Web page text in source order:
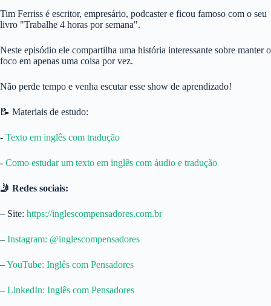
Tim Ferriss é escritor, empresário, podcaster e ficou famoso com o seu
livro "Trabalhe 4 horas por semana".
Neste episódio ele compartilha uma história interessante sobre manter o
foco em apenas uma coisa por vez.
Não perde tempo e venha escutar esse show de aprendizado!
📝 Materiais de estudo:
-⁠ Texto em inglês com tradução⁠
-⁠ Como estudar um texto em inglês com áudio e tradução
🤳 Redes sociais:
– Site: ⁠https://inglescompensadores.com.br⁠
– ⁠Instagram: @inglescompensadores⁠
–⁠YouTube: Inglês com Pensadores⁠
– ⁠LinkedIn: Inglês com Pensadores